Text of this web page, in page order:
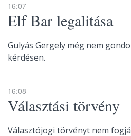
16:07
Elf Bar legalitása
Gulyás Gergely még nem
kérdésen.
16:08
Választási törvény
Választójogi törvényt nem